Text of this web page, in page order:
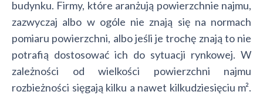
budynku. Firmy, które aranżują powierzchnie najmu,
zazwyczaj albo w ogóle nie znają się na normach
pomiaru powierzchni, albo jeśli je trochę znają to nie
potrafią dostosować ich do sytuacji rynkowej. W
zależności od wielkości powierzchni najmu
rozbieżności sięgają kilku a nawet kilkudziesięciu m².